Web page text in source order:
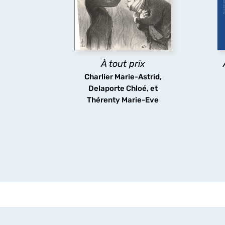
À tout prix
Charlier Marie-Astrid,
Delaporte Chloé, et
Thérenty Marie-Eve
cinéma, télévision, musiques
populaires, art
contemporain, bande
dessinée, jeux vidéo), du XIX
siècle à nos jours.
découvrir